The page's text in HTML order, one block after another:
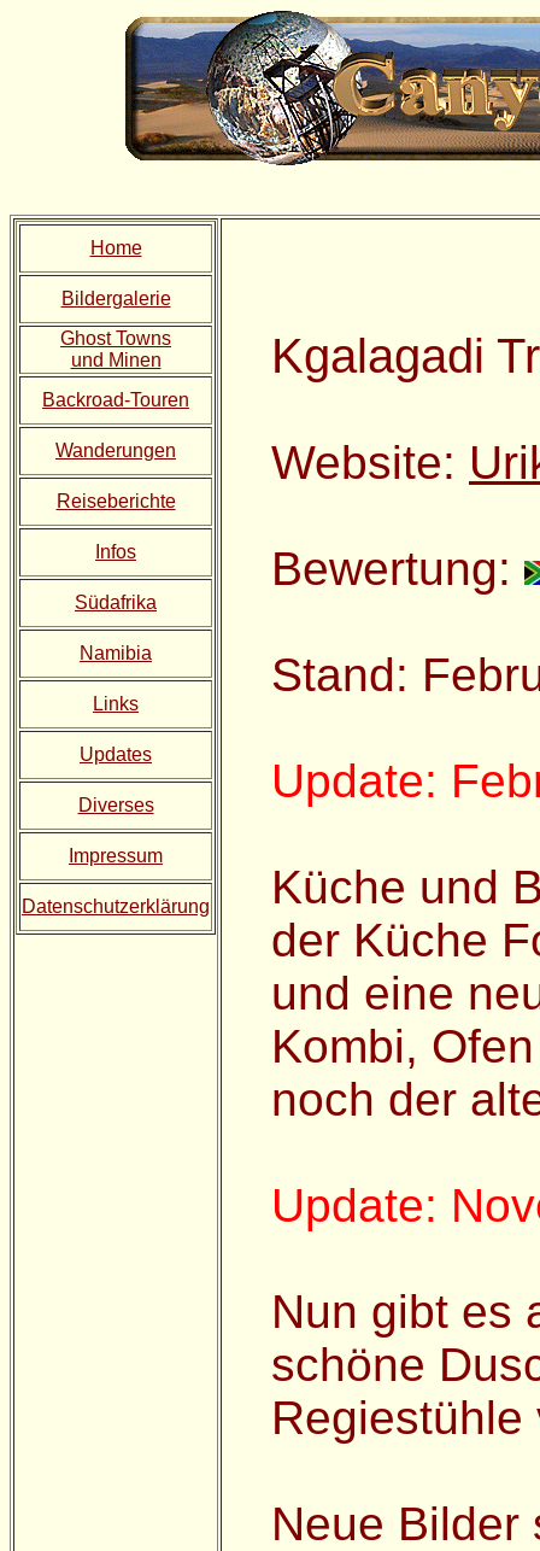
Home
Bildergalerie
Ghost Towns
und Minen
Backroad-Touren
Wanderungen
Reiseberichte
Infos
Südafrika
Namibia
Links
Updates
Diverses
Impressum
Datenschutzerklärung
Kgalagadi
Website:
Bewertung:
Stand:
Update:
Küche und
der Küche
und eine
Kombi,
noch der
Update:
Nun gibt es
schöne
Neue Bilder